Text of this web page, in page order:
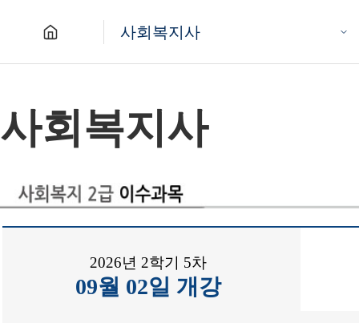
사회복지사
컴퓨터공학
전기공학
사회복지사
경영학/CPA
사회복지사
2026년 2학기 5차
09월 02일 개강